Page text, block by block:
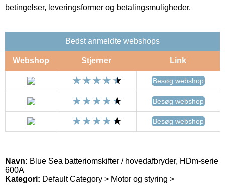
betingelser, leveringsformer og betalingsmuligheder.
Bedst anmeldte webshops
Webshop Stjerner Link
Besøg webshop
Besøg webshop
Besøg webshop
Navn: Blue Sea batteriomskifter / hovedafbryder, HDm-serie
600A
Kategori: Default Category > Motor og styring >